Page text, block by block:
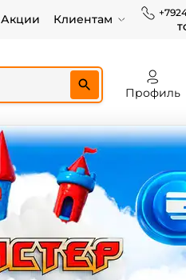
Акции Клиентам
Профиль